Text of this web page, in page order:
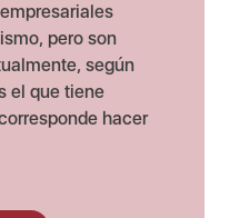
pero son
según
el que tiene
hacer